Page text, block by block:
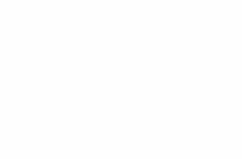
le trafic sur la côte,
en période estivale et
plus détendue.
des vacances ou une